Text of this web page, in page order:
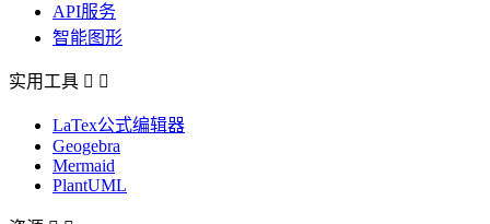
API服务
智能图形
实用工具  
LaTex公式编辑器
Geogebra
Mermaid
PlantUML